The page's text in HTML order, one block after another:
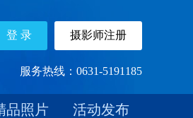
服务热线：0631-5191185
品照片 活动发布